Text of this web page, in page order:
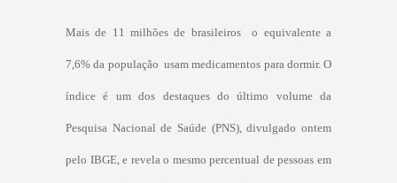
Mais de 11 milhões de brasileiros  o equivalente a
7,6% da população  usam medicamentos para dormir. O
índice é um dos destaques do último volume da
Pesquisa Nacional de Saúde (PNS), divulgado ontem
pelo IBGE, e revela o mesmo percentual de pessoas em